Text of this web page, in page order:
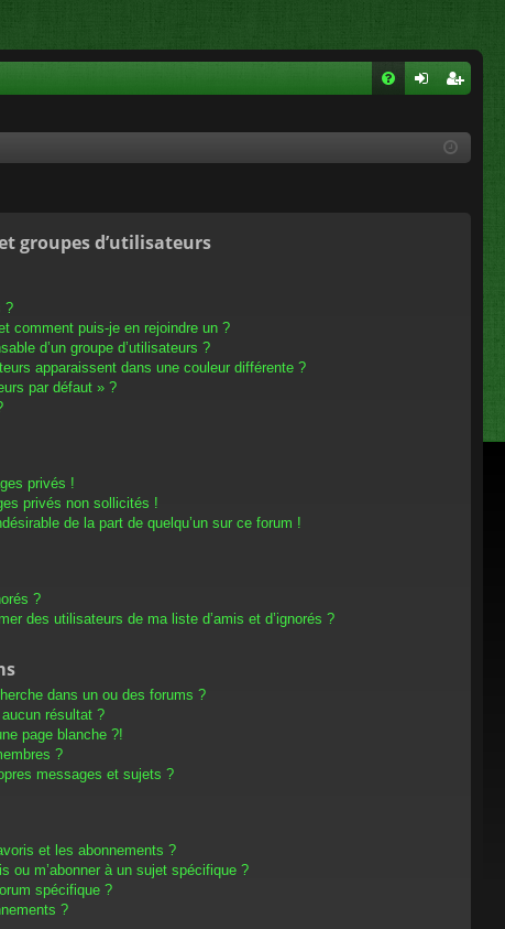
cri
groupes d’utilisateurs
?
comment puis-je en rejoindre un ?
d’un groupe d’utilisateurs ?
apparaissent dans une couleur différente ?
par défaut » ?
privés !
privés non sollicités !
de la part de quelqu’un sur ce forum !
?
des utilisateurs de ma liste d’amis et d’ignorés ?
dans un ou des forums ?
résultat ?
page blanche ?!
?
messages et sujets ?
et les abonnements ?
ou m’abonner à un sujet spécifique ?
spécifique ?
?